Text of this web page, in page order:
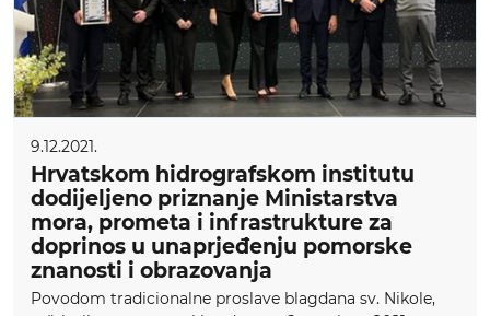
9.12.2021.
Hrvatskom hidrografskom institutu
dodijeljeno priznanje Ministarstva
mora, prometa i infrastrukture za
doprinos u unaprjeđenju pomorske
znanosti i obrazovanja
Povodom tradicionalne proslave blagdana sv. Nikole,